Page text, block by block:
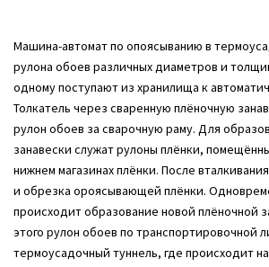
Машина-автомат по опоясыванию в
рулона обоев различных диаметров и
одному поступают из хранилища к
Толкатель через сваренную плёночную
рулон обоев за сварочную раму. Для
занавески служат рулоны плёнки,
нижнем магазинах плёнки. После
и обрезка ороясывающей плёнки.
происходит образование новой плёночной
этого рулон обоев по транспортировочной
термоусадочный туннель, где происходит